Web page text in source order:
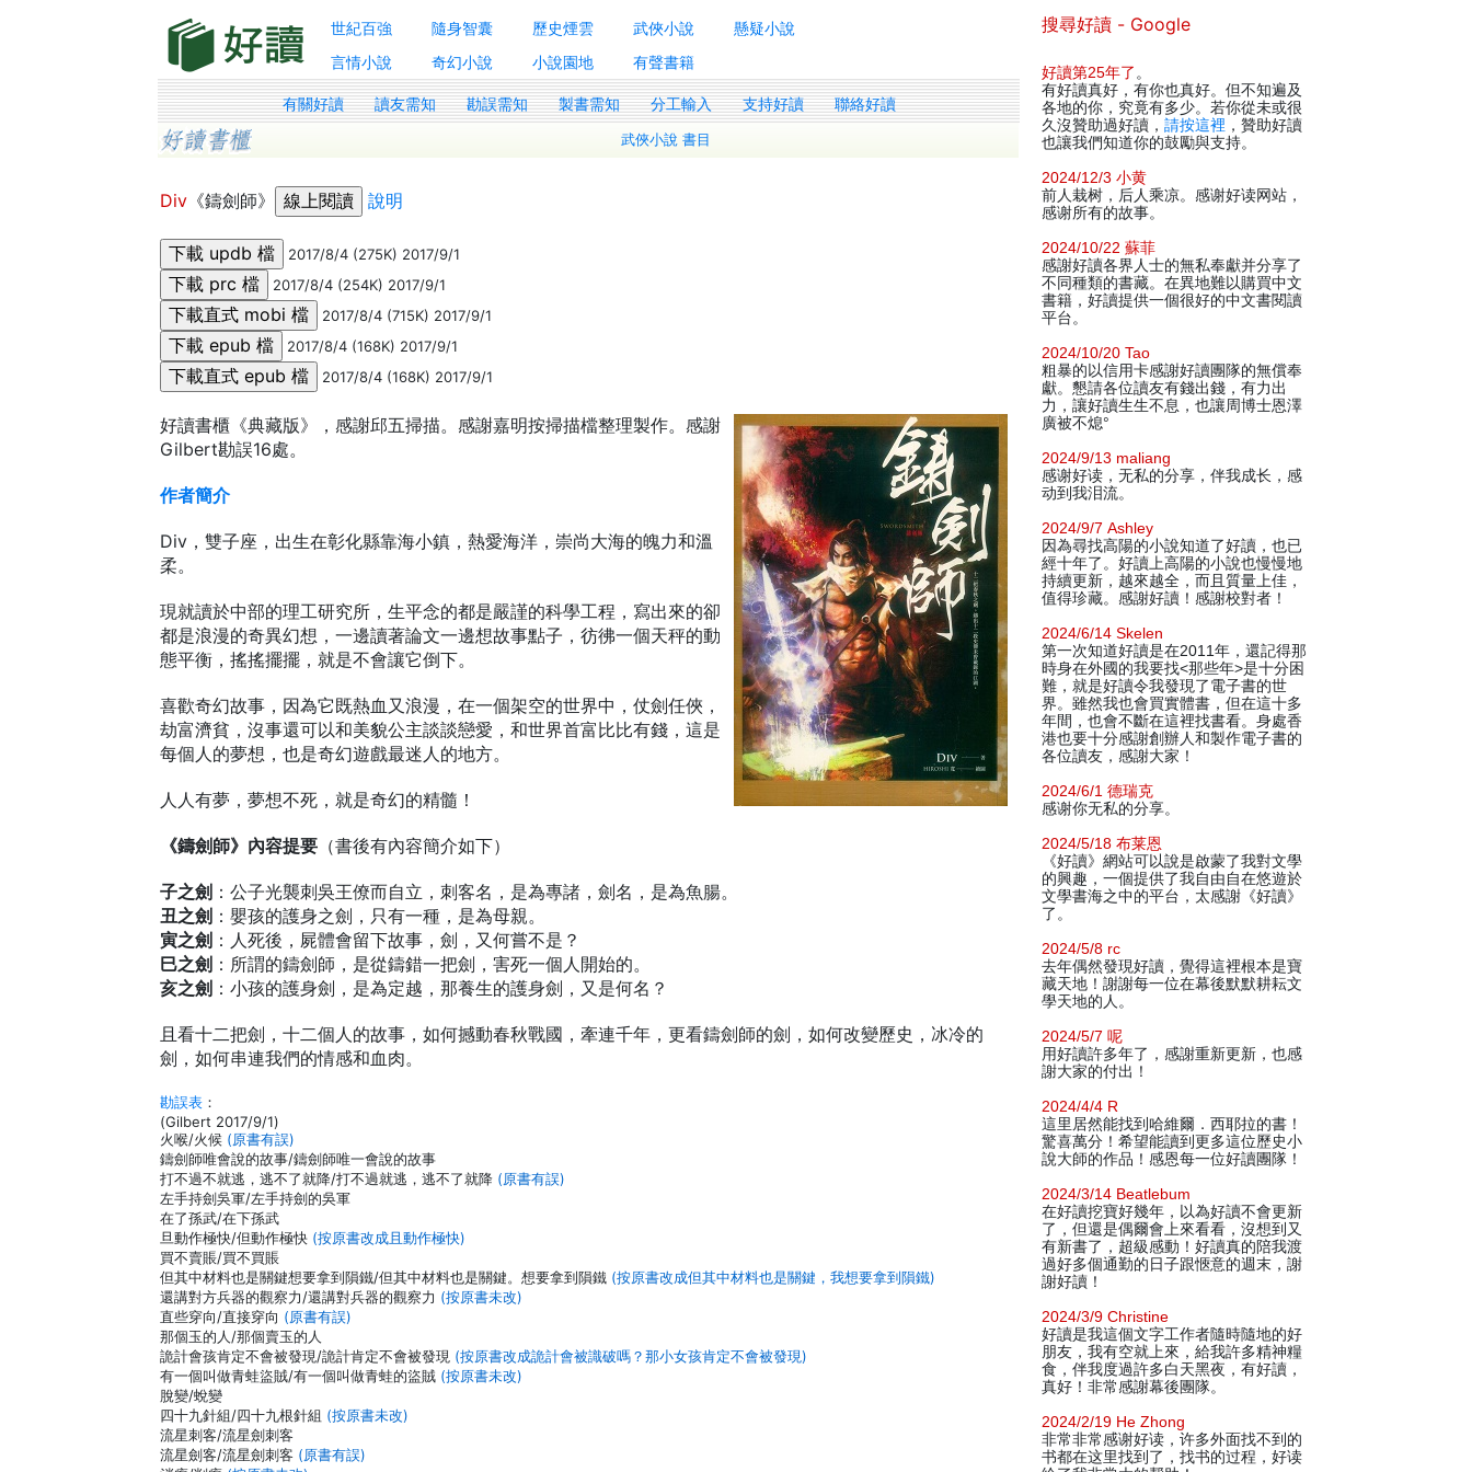
世紀百強 隨身智囊 歷史煙雲 武俠小說
懸疑小說
言情小說
奇幻小說 小說園地 有聲書籍
有關好讀 讀友需知 勘誤需知 製書需知 分工輸入 支持好讀 聯絡好讀
武俠小說 書目
Div 《鑄劍師》 說明
2017/8/4 (275K) 2017/9/1
2017/8/4 (254K) 2017/9/1
2017/8/4 (715K) 2017/9/1
2017/8/4 (168K) 2017/9/1
2017/8/4 (168K) 2017/9/1
好讀書櫃《典藏版》，感謝邱五掃描。感謝嘉明按掃描檔整理製作。感謝
Gilbert勘誤16處。
作者簡介
Div，雙子座，出生在彰化縣靠海小鎮，熱愛海洋，崇尚大海的魄力和溫
柔。
現就讀於中部的理工研究所，生平念的都是嚴謹的科學工程，寫出來的卻
都是浪漫的奇異幻想，一邊讀著論文一邊想故事點子，彷彿一個天秤的動
態平衡，搖搖擺擺，就是不會讓它倒下。
喜歡奇幻故事，因為它既熱血又浪漫，在一個架空的世界中，仗劍任俠，
劫富濟貧，沒事還可以和美貌公主談談戀愛，和世界首富比比有錢，這是
每個人的夢想，也是奇幻遊戲最迷人的地方。
人人有夢，夢想不死，就是奇幻的精髓！
《鑄劍師》內容提要 （書後有內容簡介如下）
子之劍 ：公子光襲刺吳王僚而自立，刺客名，是為專諸，劍名，是為魚腸。
丑之劍 ：嬰孩的護身之劍，只有一種，是為母親。
寅之劍 ：人死後，屍體會留下故事，劍，又何嘗不是？
巳之劍 ：所謂的鑄劍師，是從鑄錯一把劍，害死一個人開始的。
亥之劍 ：小孩的護身劍，是為定越，那養生的護身劍，又是何名？
且看十二把劍，十二個人的故事，如何撼動春秋戰國，牽連千年，更看鑄劍師的劍，如何改變歷史，冰冷的
劍，如何串連我們的情感和血肉。
勘誤表 ：
(Gilbert 2017/9/1)
火喉/火候 (原書有誤)
鑄劍師唯會說的故事/鑄劍師唯一會說的故事
打不過不就逃，逃不了就降/打不過就逃，逃不了就降 (原書有誤)
左手持劍吳軍/左手持劍的吳軍
在了孫武/在下孫武
旦動作極快/但動作極快 (按原書改成且動作極快)
買不賣賬/買不買賬
但其中材料也是關鍵想要拿到隕鐵/但其中材料也是關鍵。想要拿到隕鐵 (按原書改成但其中材料也是關鍵，我想要拿到隕鐵)
還講對方兵器的觀察力/還講對兵器的觀察力 (按原書未改)
直些穿向/直接穿向 (原書有誤)
那個玉的人/那個賣玉的人
詭計會孩肯定不會被發現/詭計肯定不會被發現 (按原書改成詭計會被識破嗎？那小女孩肯定不會被發現)
有一個叫做青蛙盜賊/有一個叫做青蛙的盜賊 (按原書未改)
脫變/蛻變
四十九針組/四十九根針組 (按原書未改)
流星刺客/流星劍刺客
流星劍客/流星劍刺客 (原書有誤)
搜尋好讀 - Google
好讀第25年了 。
有好讀真好，有你也真好。但不知遍及
各地的你，究竟有多少。若你從未或很
久沒贊助過好讀， 請按這裡 ，贊助好讀
也讓我們知道你的鼓勵與支持。
2024/12/3 小黄
前人栽树，后人乘凉。感谢好读网站，
感谢所有的故事。
2024/10/22 蘇菲
感謝好讀各界人士的無私奉獻并分享了
不同種類的書藏。在異地難以購買中文
書籍，好讀提供一個很好的中文書閱讀
平台。
2024/10/20 Tao
粗暴的以信用卡感謝好讀團隊的無償奉
獻。懇請各位讀友有錢出錢，有力出
力，讓好讀生生不息，也讓周博士恩澤
廣被不熄°
2024/9/13 maliang
感谢好读，无私的分享，伴我成长，感
动到我泪流。
2024/9/7 Ashley
因為尋找高陽的小說知道了好讀，也已
經十年了。好讀上高陽的小說也慢慢地
持續更新，越來越全，而且質量上佳，
值得珍藏。感謝好讀！感謝校對者！
2024/6/14 Skelen
第一次知道好讀是在2011年，還記得那
時身在外國的我要找<那些年>是十分困
難，就是好讀令我發現了電子書的世
界。雖然我也會買實體書，但在這十多
年間，也會不斷在這裡找書看。身處香
港也要十分感謝創辦人和製作電子書的
各位讀友，感謝大家！
2024/6/1 德瑞克
感谢你无私的分享。
2024/5/18 布莱恩
《好讀》網站可以說是啟蒙了我對文學
的興趣，一個提供了我自由自在悠遊於
文學書海之中的平台，太感謝《好讀》
了。
2024/5/8 rc
去年偶然發現好讀，覺得這裡根本是寶
藏天地！謝謝每一位在幕後默默耕耘文
學天地的人。
2024/5/7 呢
用好讀許多年了，感謝重新更新，也感
謝大家的付出！
2024/4/4 R
這里居然能找到哈維爾．西耶拉的書！
驚喜萬分！希望能讀到更多這位歷史小
說大師的作品！感恩每一位好讀團隊！
2024/3/14 Beatlebum
在好讀挖寶好幾年，以為好讀不會更新
了，但還是偶爾會上來看看，沒想到又
有新書了，超級感動！好讀真的陪我渡
過好多個通勤的日子跟愜意的週末，謝
謝好讀！
2024/3/9 Christine
好讀是我這個文字工作者隨時隨地的好
朋友，我有空就上來，給我許多精神糧
食，伴我度過許多白天黑夜，有好讀，
真好！非常感謝幕後團隊。
2024/2/19 He Zhong
非常非常感谢好读，许多外面找不到的
书都在这里找到了，找书的过程，好读